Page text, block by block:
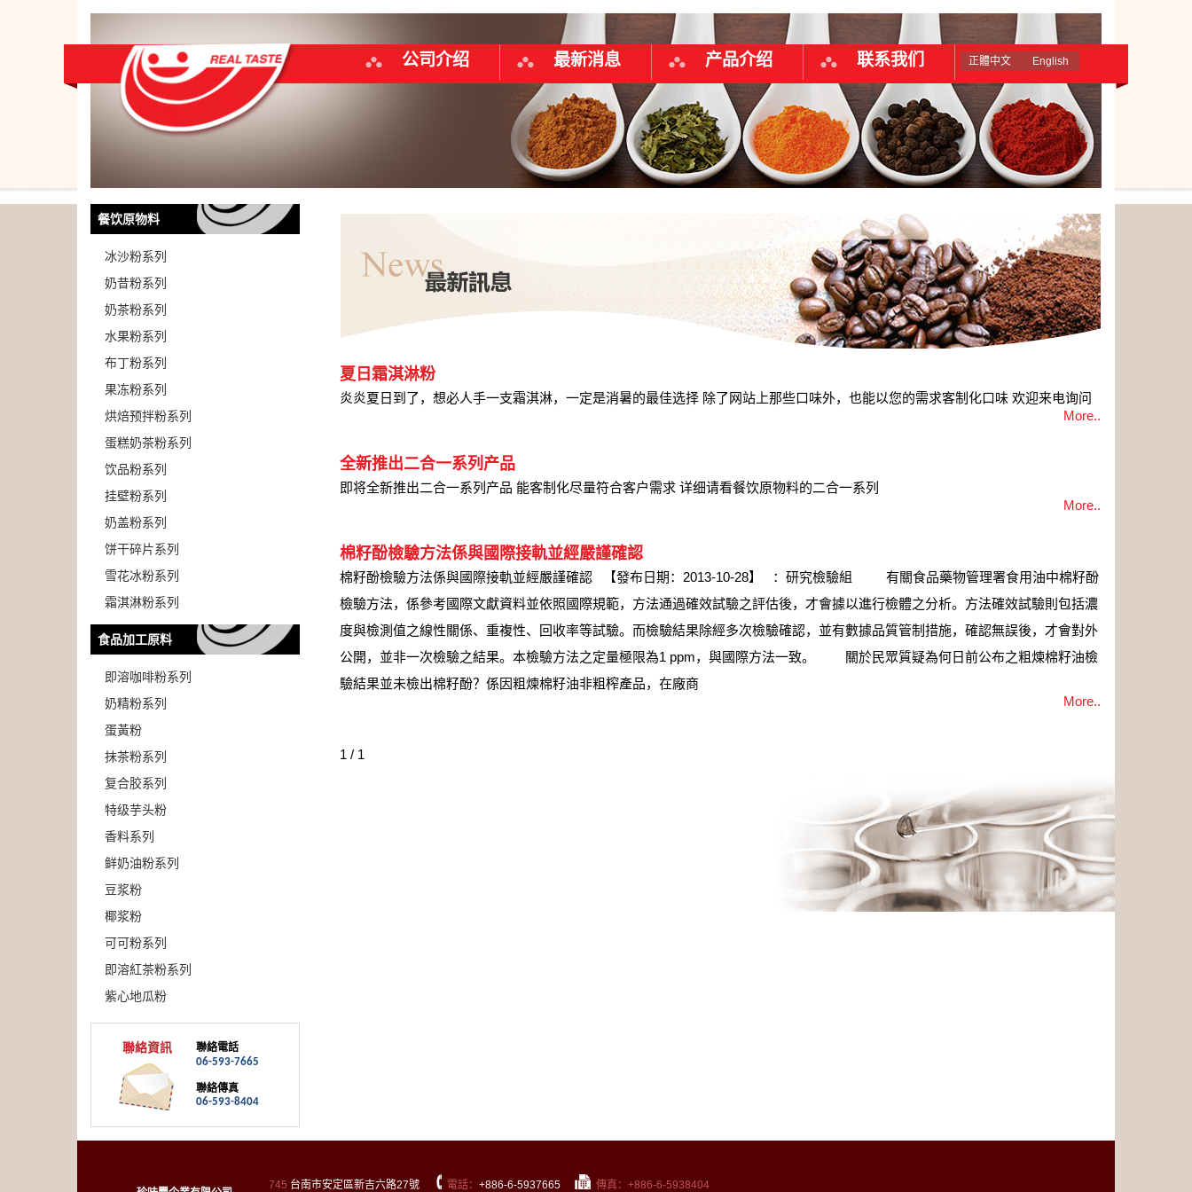
公司介绍 最新消息 产品介绍 联系我们 正體中文 English
餐饮原物料
冰沙粉系列
奶昔粉系列
奶茶粉系列
水果粉系列
布丁粉系列
果冻粉系列
烘焙预拌粉系列
蛋糕奶茶粉系列
饮品粉系列
挂壁粉系列
奶盖粉系列
饼干碎片系列
雪花冰粉系列
霜淇淋粉系列
食品加工原料
即溶咖啡粉系列
奶精粉系列
蛋黃粉
抹茶粉系列
复合胶系列
特级芋头粉
香料系列
鲜奶油粉系列
豆浆粉
椰浆粉
可可粉系列
即溶紅茶粉系列
紫心地瓜粉
聯絡資訊 聯絡電話
06-593-7665
聯絡傳真
06-593-8404
夏日霜淇淋粉
炎炎夏日到了，想必人手一支霜淇淋，一定是消暑的最佳选择 除了网站上那些口味外，也能以您的需求客制化口味 欢迎来电询问
More..
全新推出二合一系列产品
即将全新推出二合一系列产品 能客制化尽量符合客户需求 详细请看餐饮原物料的二合一系列
More..
棉籽酚檢驗方法係與國際接軌並經嚴謹確認
棉籽酚檢驗方法係與國際接軌並經嚴謹確認 【發布日期：2013-10-28】 ：研究檢驗組 有關食品藥物管理署食用油中棉籽酚
檢驗方法，係參考國際文獻資料並依照國際規範，方法通過確效試驗之評估後，才會據以進行檢體之分析。方法確效試驗則包括濃
度與檢測值之線性關係、重複性、回收率等試驗。而檢驗結果除經多次檢驗確認，並有數據品質管制措施，確認無誤後，才會對外
公開，並非一次檢驗之結果。本檢驗方法之定量極限為1 ppm，與國際方法一致。 關於民眾質疑為何日前公布之粗煉棉籽油檢
驗結果並未檢出棉籽酚？係因粗煉棉籽油非粗榨產品，在廠商
More..
1 / 1
745 台南市安定區新吉六路27號 電話： +886-6-5937665 傳真：+886-6-5938404